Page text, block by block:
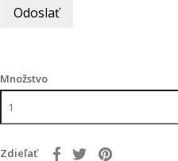
Odoslať
Množstvo
Zdieľať